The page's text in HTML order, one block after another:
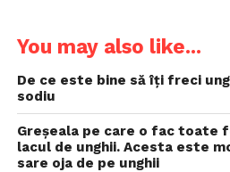
You may also like...
De ce este bine să îți freci
sodiu
Greşeala pe care o fac toate
lacul de unghii. Acesta este
sare oja de pe unghii